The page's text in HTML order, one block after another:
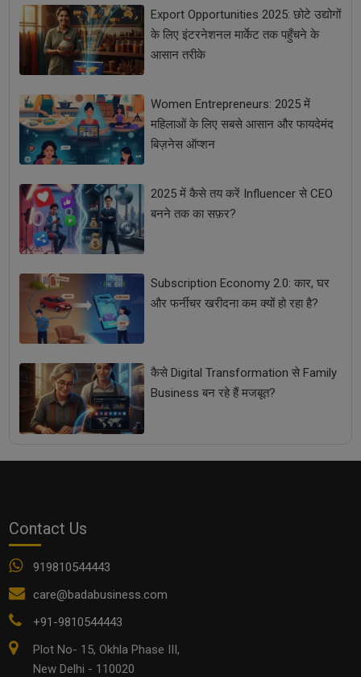
Export Opportunities 2025: छोटे उद्योगों
के लिए इंटरनेशनल मार्केट तक पहुँचने के
आसान तरीके
Women Entrepreneurs: 2025 में
महिलाओं के लिए सबसे आसान और फायदेमंद
बिज़नेस ऑप्शन
2025 में कैसे तय करें Influencer से CEO
बनने तक का सफ़र?
Subscription Economy 2.0: कार, घर
और फर्नीचर खरीदना कम क्यों हो रहा है?
कैसे Digital Transformation से Family
Business बन रहे हैं मजबूत?
Contact Us
919810544443
care@badabusiness.com
+91-9810544443
Plot No- 15, Okhla Phase III,
New Delhi - 110020